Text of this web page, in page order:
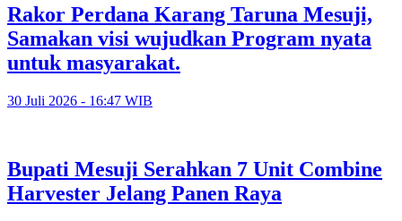
Rakor Perdana Karang Taruna Mesuji,
Samakan visi wujudkan Program nyata
untuk masyarakat.
30 Juli 2026 - 16:47 WIB
Bupati Mesuji Serahkan 7 Unit Combine
Harvester Jelang Panen Raya